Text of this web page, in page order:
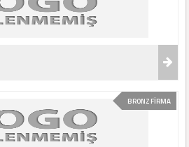
BRONZ FİRMA